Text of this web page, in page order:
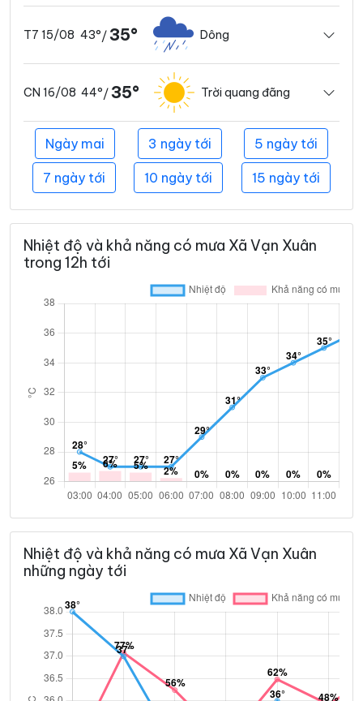
T7 15/08 43°/ 35° Dông
CN 16/08 44°/ 35° Trời quang đãng
Ngày mai 3 ngày tới 5 ngày tới
7 ngày tới 10 ngày tới 15 ngày tới
Nhiệt độ và khả năng có mưa Xã Vạn Xuân
trong 12h tới
Nhiệt độ và khả năng có mưa Xã Vạn Xuân
những ngày tới